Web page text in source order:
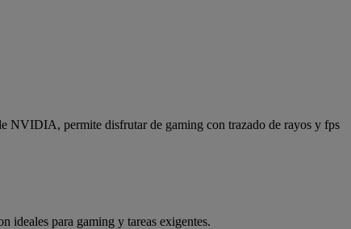
NVIDIA, permite disfrutar de gaming con trazado de rayos y fps
ideales para gaming y tareas exigentes.